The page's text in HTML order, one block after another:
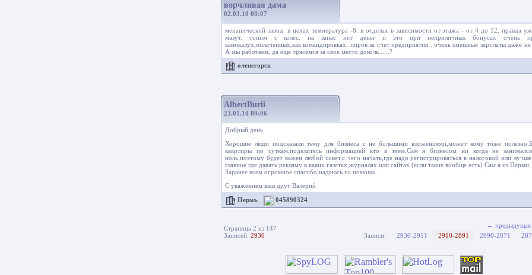
ворчливая дама
02.03.10 08:07
механический завод. в цехах температура -8. в отделах в зависимости от этажа - от 4 до 12, правда
мазут. топим с колес. на запас нет денег и это при неприличных бонусах очень
каникалух,оплаченных,как командировках. пиров за счет предприятия . очень смешные зарплаты даже
А мы работаем, да еще трясемся за свое место.доколь......?
оленегорск
AlbertBurii
23.01.10 09:06
Добрый день
Хорошие люди подсказали тему для бизнеса с не большими вложениями,может кому тоже
квартиры по суткам,поделитесь информацией кто в теме.Сам я бизнесом ни когда не
ноль,поэтому будет важен любой совет,с чего начать,где надо регистрироваться в налоговой или
главное где давать рекламу в каких газетах,журналах или сайтах (если такие вообще есть) Сам я из Перми.
Заранее всем огромное спасибо,надеюсь на помощь.
С уважением ваш друг Валерий
Пермь
045890324
Страница 2 из 147
Записей: 2930
← предыдущая
Записи:
2930-2911 2910-2891 2890-2871